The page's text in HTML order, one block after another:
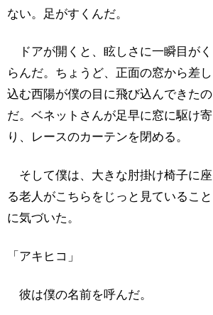
ない。足がすくんだ。
ドアが開くと、眩しさに一瞬目がく
らんだ。ちょうど、正面の窓から差し
込む西陽が僕の目に飛び込んできたの
だ。ベネットさんが足早に窓に駆け寄
り、レースのカーテンを閉める。
そして僕は、大きな肘掛け椅子に座
る老人がこちらをじっと見ていること
に気づいた。
「アキヒコ」
彼は僕の名前を呼んだ。